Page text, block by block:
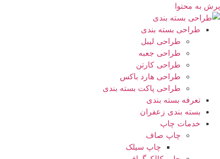
پرش به محتوا
طراحی بسته بندی
طراحی لیبل
طراحی جعبه
طراحی کارتن
طراحی هارد باکس
طراحی پاکت بسته بندی
تعرفه بسته بندی
بسته بندی زعفران
خدمات چاپ
چاپ صاف
چاپ سیلک